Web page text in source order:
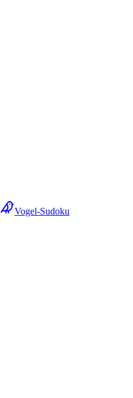
Vogel-Sudoku